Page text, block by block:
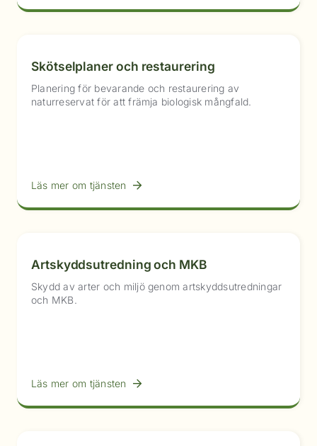
Skötselplaner och restaurering
Planering för bevarande och restaurering av
naturreservat för att främja biologisk mångfald.
Läs mer om tjänsten
Artskyddsutredning och MKB
Skydd av arter och miljö genom artskyddsutredningar
och MKB.
Läs mer om tjänsten